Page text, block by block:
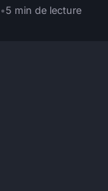
•5 min de lecture